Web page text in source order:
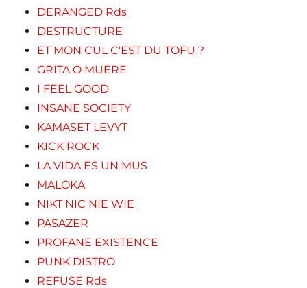
DERANGED Rds
DESTRUCTURE
ET MON CUL C'EST DU TOFU ?
GRITA O MUERE
I FEEL GOOD
INSANE SOCIETY
KAMASET LEVYT
KICK ROCK
LA VIDA ES UN MUS
MALOKA
NIKT NIC NIE WIE
PASAZER
PROFANE EXISTENCE
PUNK DISTRO
REFUSE Rds